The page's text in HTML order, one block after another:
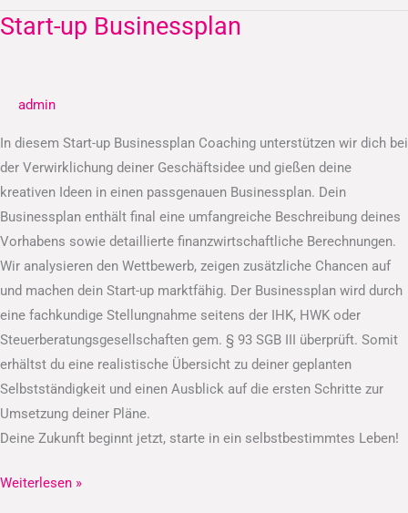
Start-up Businessplan
admin
In diesem Start-up Businessplan Coaching unterstützen wir dich bei
der Verwirklichung deiner Geschäftsidee und gießen deine
kreativen Ideen in einen passgenauen Businessplan. Dein
Businessplan enthält final eine umfangreiche Beschreibung deines
Vorhabens sowie detaillierte finanzwirtschaftliche Berechnungen.
Wir analysieren den Wettbewerb, zeigen zusätzliche Chancen auf
und machen dein Start-up marktfähig. Der Businessplan wird durch
eine fachkundige Stellungnahme seitens der IHK, HWK oder
Steuerberatungsgesellschaften gem. § 93 SGB III überprüft. Somit
erhältst du eine realistische Übersicht zu deiner geplanten
Selbstständigkeit und einen Ausblick auf die ersten Schritte zur
Umsetzung deiner Pläne.
Deine Zukunft beginnt jetzt, starte in ein selbstbestimmtes Leben!
Start-
Weiterlesen »